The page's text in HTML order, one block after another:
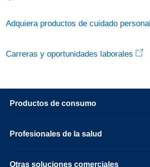
Adquiera productos de cuidado personal
Carreras y oportunidades laborales
Productos de consumo
Profesionales de la salud
Otras soluciones comerciales